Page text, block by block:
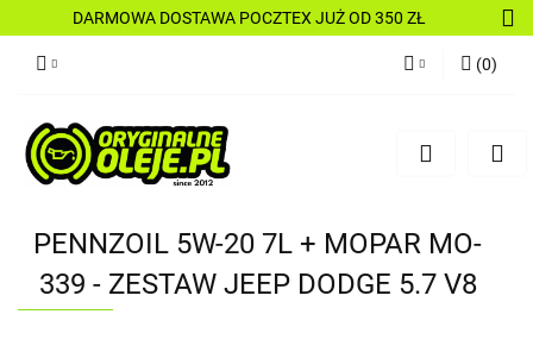
DARMOWA DOSTAWA POCZTEX JUŻ OD 350 ZŁ
Zarejestruj się
(0)
PENNZOIL 5W-20 7L + MOPAR MO-
339 - ZESTAW JEEP DODGE 5.7 V8